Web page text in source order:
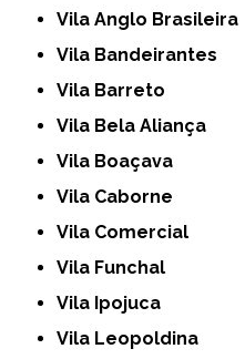
Vila Anglo Brasileira
Vila Bandeirantes
Vila Barreto
Vila Bela Aliança
Vila Boaçava
Vila Caborne
Vila Comercial
Vila Funchal
Vila Ipojuca
Vila Leopoldina